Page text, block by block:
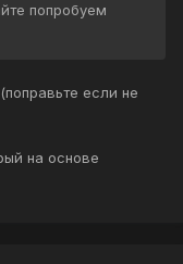
попробуем
если не
на основе